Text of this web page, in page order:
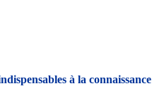
à la connaissance